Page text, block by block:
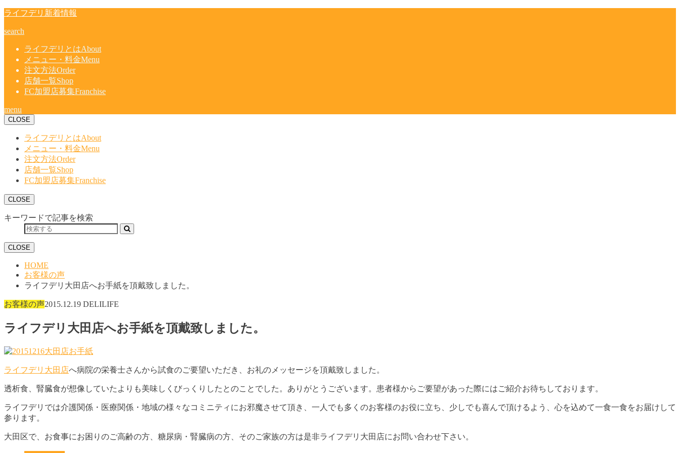
ライフデリ新着情報
search
ライフデリとはAbout
メニュー・料金Menu
注文方法Order
店舗一覧Shop
FC加盟店募集Franchise
menu
CLOSE
ライフデリとはAbout
メニュー・料金Menu
注文方法Order
店舗一覧Shop
FC加盟店募集Franchise
CLOSE
キーワードで記事を検索
CLOSE
HOME
お客様の声
ライフデリ大田店へお手紙を頂戴致しました。
お客様の声2015.12.19 DELILIFE
ライフデリ大田店へお手紙を頂戴致しました。
ライフデリ大田店へ病院の栄養士さんから試食のご要望いただき、お礼のメッセージを頂戴致しました。
透析食、 腎臓食が想像していたよりも美味しくびっくりしたとのことでした。ありがとうございます。患者様からご要望があった際にはご紹介お待ちしております。
ライフデリでは介護関係・医療関係・地域の様々なコミニティにお邪魔させて頂き、一人でも多くのお客様のお役に立ち、少しでも喜んで頂けるよう、心を込めて一食一食をお届けして
参ります。
大田区で、お食事にお困りのご高齢の方、糖尿病・腎臓病の方、そのご家族の方は是非ライフデリ大田店にお問い合わせ下さい。